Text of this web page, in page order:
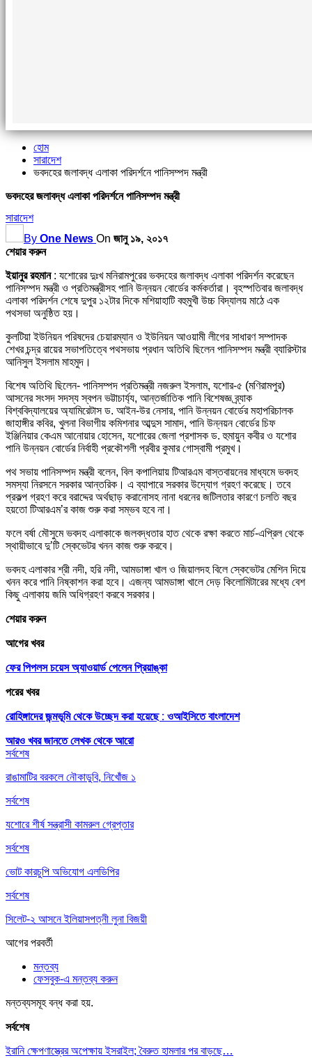
হোম
সারাদেশ
ভবদহের জলাবদ্ধ এলাকা পরিদর্শনে পানিসম্পদ মন্ত্রী
ভবদহের জলাবদ্ধ এলাকা পরিদর্শনে পানিসম্পদ মন্ত্রী
সারাদেশ
By One News On জানু ১৯, ২০১৭
শেয়ার করুন
ইয়ানুর রহমান: যশোরের দুঃখ মনিরামপুরের ভবদহের জলাবদ্ধ এলাকা পরিদর্শন করেছেন
পানিসম্পদ মন্ত্রী ও প্রতিমন্ত্রীসহ পানি উন্নয়ন বোর্ডের কর্মকর্তারা। বৃহস্পতিবার জলাবদ্ধ
এলাকা পরিদর্শন শেষে দুপুর ১২টার দিকে মশিয়াহাটি বহুমুখী উচ্চ বিদ্যালয় মাঠে এক
পথসভা অনুষ্ঠিত হয়।
কুলটিয়া ইউনিয়ন পরিষদের চেয়ারম্যান ও ইউনিয়ন আওয়ামী লীগের সাধারণ সম্পাদক
শেখর চন্দ্র রায়ের সভাপতিত্বে পথসভায় প্রধান অতিথি ছিলেন পানিসম্পদ মন্ত্রী ব্যারিস্টার
আনিসুল ইসলাম মাহমুদ।
বিশেষ অতিথি ছিলেন- পানিসম্পদ প্রতিমন্ত্রী নজরুল ইসলাম, যশোর-৫ (মণিরামপুর)
আসনের সংসদ সদস্য স্বপন ভট্টাচার্য্য, আন্তর্জাতিক পানি বিশেষজ্ঞ ব্র্যাক
বিশ্ববিদ্যালয়ের অ্যামিরেটাস ড. আইন-উর নেসার, পানি উন্নয়ন বোর্ডের মহাপরিচালক
জাহাঙ্গীর কবির, খুলনা বিভাগীয় কমিশনার আব্দুস সামাদ, পানি উন্নয়ন বোর্ডের চিফ
ইঞ্জিনিয়ার কেএম আনোয়ার হোসেন, যশোরের জেলা প্রশাসক ড. হুমায়ুন কবীর ও যশোর
পানি উন্নয়ন বোর্ডের নির্বাহী প্রকৌশলী প্রবীর কুমার গোস্বামী প্রমুখ।
পথ সভায় পানিসম্পদ মন্ত্রী বলেন, বিল কপালিয়ায় টিআরএম বাস্তবায়নের মাধ্যমে ভবদহ
সমস্যা নিরসনে সরকার আন্তরিক। এ ব্যাপারে সরকার উদ্যোগ গ্রহণ করেছে। তবে
প্রকল্প গ্রহণ করে বরাদ্দের অর্থছাড় করানোসহ নানা ধরনের জটিলতার কারণে চলতি বছর
হয়তো টিআরএম’র কাজ শুরু করা সম্ভব হবে না।
ফলে বর্ষা মৌসুমে ভবদহ এলাকাকে জলবদ্ধতার হাত থেকে রক্ষা করতে মার্চ-এপ্রিল থেকে
স্থায়ীভাবে দু’টি স্কেভেটর খনন কাজ শুরু করবে।
ভবদহ এলাকার শ্রী নদী, হরি নদী, আমডাঙ্গা খাল ও জিয়ালদহ বিলে স্কেভেটর মেশিন দিয়ে
খনন করে পানি নিষ্কাশন করা হবে। এজন্য আমডাঙ্গা খালে দেড় কিলোমিটারের মধ্যে বেশ
কিছু এলাকায় জমি অধিগ্রহণ করবে সরকার।
শেয়ার করুন
আগের খবর
ফের পিপলস চয়েস অ্যাওয়ার্ড পেলেন প্রিয়াঙ্কা
পরের খবর
রোহিঙ্গাদের জন্মভূমি থেকে উচ্ছেদ করা হয়েছে : ওআইসিতে বাংলাদেশ
আরও খবর জানতে লেখক থেকে আরো
সর্বশেষ
রাঙামাটির বরকলে নৌকাডুবি, নিখোঁজ ১
সর্বশেষ
যশোরে শীর্ষ সন্ত্রাসী কামরুল গ্রেপ্তার
সর্বশেষ
ভোট কারচুপি অভিযোগ এলডিপির
সর্বশেষ
সিলেট-২ আসনে ইলিয়াসপত্নী লুনা বিজয়ী
আগেরপরবর্তী
মন্তব্য
ফেসবুক-এ মন্তব্য করুন
মন্তব্যসমূহ বন্ধ করা হয়.
সর্বশেষ
ইরানি ক্ষেপণাস্ত্রের অপেক্ষায় ইসরাইল; বৈরুত হামলার পর বাড়ছে…